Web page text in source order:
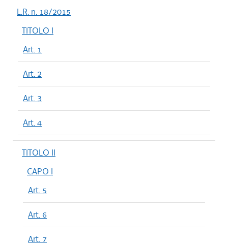
L.R. n. 18/2015
TITOLO I
Art. 1
Art. 2
Art. 3
Art. 4
TITOLO II
CAPO I
Art. 5
Art. 6
Art. 7